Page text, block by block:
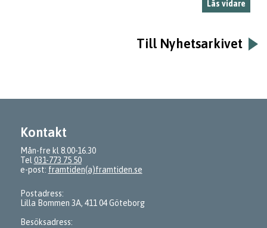
Läs vidare
Till Nyhetsarkivet
Kontakt
Mån-fre kl 8.00-16.30
Tel 031-773 75 50
e-post: framtiden(a)framtiden.se
Postadress:
Lilla Bommen 3A, 411 04 Göteborg
Besöksadress: